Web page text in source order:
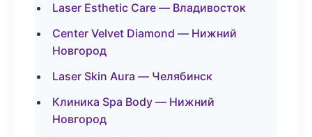
Laser Esthetic Care — Владивосток
Center Velvet Diamond — Нижний
Новгород
Laser Skin Aura — Челябинск
Клиника Spa Body — Нижний
Новгород